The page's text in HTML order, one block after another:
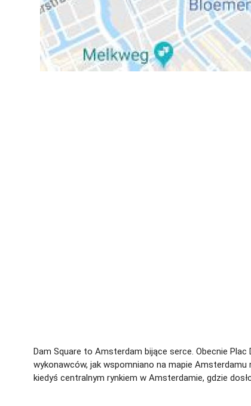
Dam Square to Amsterdam bijące serce. Obecnie
wykonawców, jak wspomniano na mapie Amsterdamu
kiedyś centralnym rynkiem w Amsterdamie, gdzie